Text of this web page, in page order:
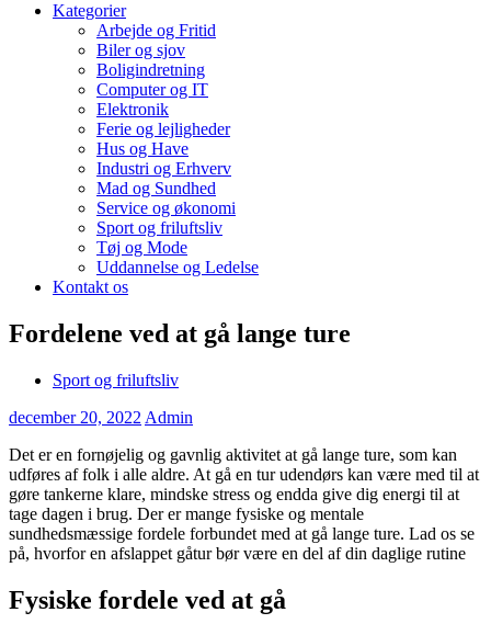
Kategorier
Arbejde og Fritid
Biler og sjov
Boligindretning
Computer og IT
Elektronik
Ferie og lejligheder
Hus og Have
Industri og Erhverv
Mad og Sundhed
Service og økonomi
Sport og friluftsliv
Tøj og Mode
Uddannelse og Ledelse
Kontakt os
Fordelene ved at gå lange ture
Sport og friluftsliv
december 20, 2022 Admin
Det er en fornøjelig og gavnlig aktivitet at gå lange ture, som kan
udføres af folk i alle aldre. At gå en tur udendørs kan være med til at
gøre tankerne klare, mindske stress og endda give dig energi til at
tage dagen i brug. Der er mange fysiske og mentale
sundhedsmæssige fordele forbundet med at gå lange ture. Lad os se
på, hvorfor en afslappet gåtur bør være en del af din daglige rutine
Fysiske fordele ved at gå